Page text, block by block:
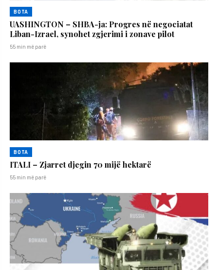
BOTA
UASHINGTON – SHBA-ja: Progres në negociatat
Liban-Izrael, synohet zgjerimi i zonave pilot
55 min më parë
BOTA
ITALI – Zjarret djegin 70 mijë hektarë
55 min më parë